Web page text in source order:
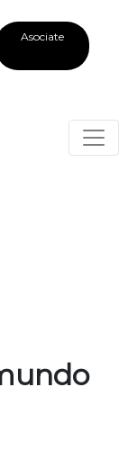
Asociate